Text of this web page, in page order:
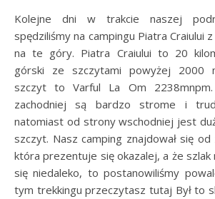
Kolejne dni w trakcie naszej podróży po Rumunii
spędziliśmy na campingu Piatra Craiului
na te góry. Piatra Craiului to 20
górski ze szczytami powyżej 2000
szczyt to Varful La Om
zachodniej są bardzo strome i
natomiast od strony wschodniej jest
szczyt. Nasz camping znajdował się
która prezentuje się okazalej, a że szlak
się niedaleko, to postanowiliśmy
tym trekkingu przeczytasz tutaj Był to